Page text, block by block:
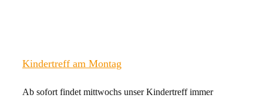
Kindertreff am Montag
Ab sofort findet mittwochs unser Kindertreff immer